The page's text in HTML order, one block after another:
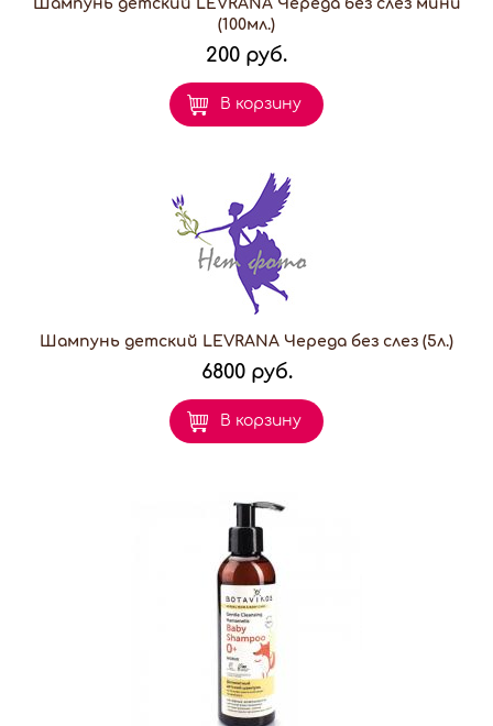
Шампунь детский LEVRANA Череда без слез мини
(100мл.)
200 руб.
В корзину
Шампунь детский LEVRANA Череда без слез (5л.)
6800 руб.
В корзину